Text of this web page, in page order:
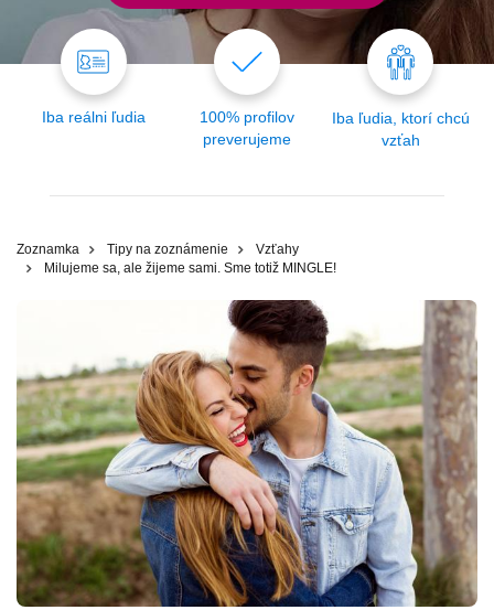
Iba reálni ľudia
100% profilov
preverujeme
Iba ľudia, ktorí chcú
vzťah
Zoznamka Tipy na zoznámenie
Vzťahy
Milujeme sa, ale žijeme sami. Sme totiž MINGLE!